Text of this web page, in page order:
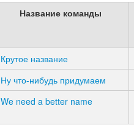
Название команды
Крутое название
Ну что-нибудь придумаем
We need a better name